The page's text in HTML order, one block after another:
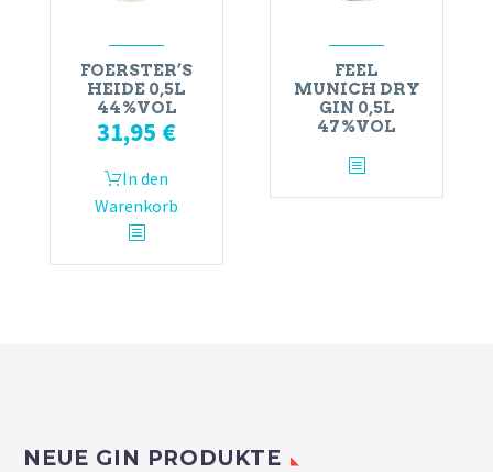
FOERSTER’S
HEIDE 0,5L
44%VOL
31,95 €
In den
Warenkorb
FEEL
MUNICH DRY
GIN 0,5L
47%VOL
NEUE GIN PRODUKTE